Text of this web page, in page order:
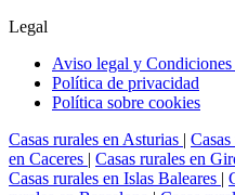
Legal
Aviso legal y Condiciones
Política de privacidad
Política sobre cookies
Casas rurales en Asturias |
en Caceres | Casas rurales en
Casas rurales en Islas Baleares |